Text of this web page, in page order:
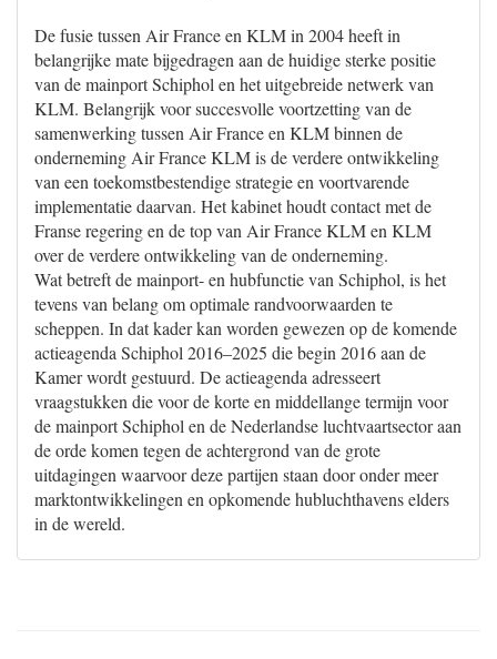
De fusie tussen Air France en KLM in 2004 heeft in
belangrijke mate bijgedragen aan de huidige sterke positie
van de mainport Schiphol en het uitgebreide netwerk van
KLM. Belangrijk voor succesvolle voortzetting van de
samenwerking tussen Air France en KLM binnen de
onderneming Air France KLM is de verdere ontwikkeling
van een toekomstbestendige strategie en voortvarende
implementatie daarvan. Het kabinet houdt contact met de
Franse regering en de top van Air France KLM en KLM
over de verdere ontwikkeling van de onderneming.
Wat betreft de mainport- en hubfunctie van Schiphol, is het
tevens van belang om optimale randvoorwaarden te
scheppen. In dat kader kan worden gewezen op de komende
actieagenda Schiphol 2016–2025 die begin 2016 aan de
Kamer wordt gestuurd. De actieagenda adresseert
vraagstukken die voor de korte en middellange termijn voor
de mainport Schiphol en de Nederlandse luchtvaartsector aan
de orde komen tegen de achtergrond van de grote
uitdagingen waarvoor deze partijen staan door onder meer
marktontwikkelingen en opkomende hubluchthavens elders
in de wereld.